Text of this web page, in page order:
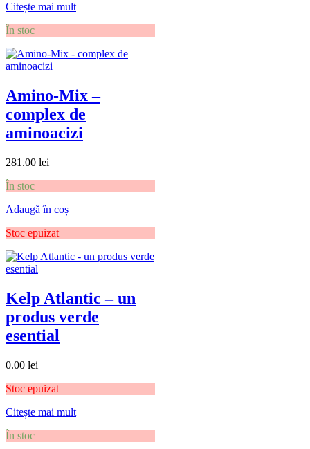
Citește mai mult
În stoc
Amino-Mix –
complex de
aminoacizi
281.00 lei
În stoc
Adaugă în coș
Stoc epuizat
Kelp Atlantic – un
produs verde
esential
0.00 lei
Stoc epuizat
Citește mai mult
În stoc